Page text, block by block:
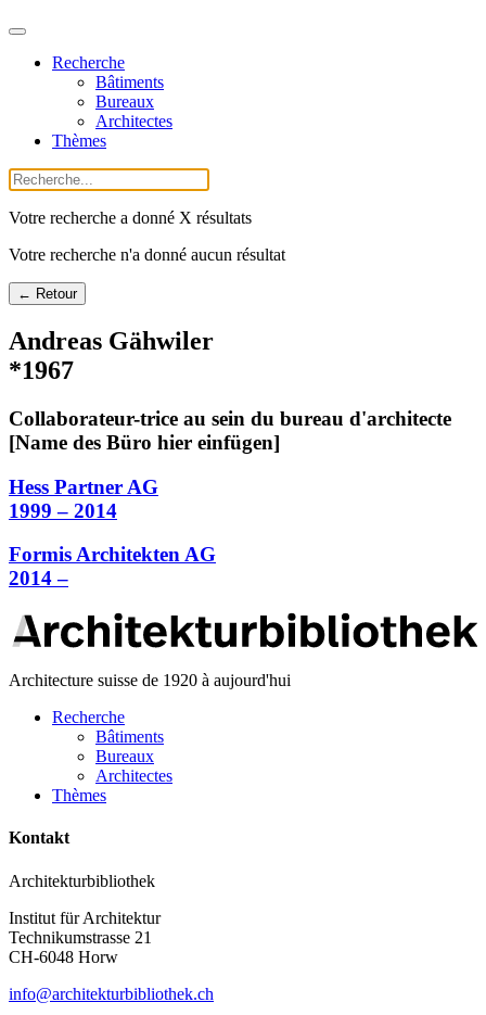
Recherche
Bâtiments
Bureaux
Architectes
Thèmes
Votre recherche a donné X résultats
Votre recherche n'a donné aucun résultat
← Retour
Andreas Gähwiler
*1967
Collaborateur-trice au sein du bureau d'architecte
[Name des Büro hier einfügen]
Hess Partner AG
1999 – 2014
Formis Architekten AG
2014 –
Architecture suisse de 1920 à aujourd'hui
Recherche
Bâtiments
Bureaux
Architectes
Thèmes
Kontakt
Architekturbibliothek
Institut für Architektur
Technikumstrasse 21
CH-6048 Horw
info@architekturbibliothek.ch